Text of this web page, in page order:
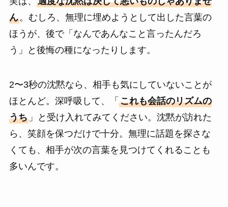
ん。むしろ、無理に埋めようとして出した言葉の
ほうが、後で「なんであんなこと言ったんだろ
う」と後悔の種になったりします。
2〜3秒の沈黙なら、相手も気にしていないことが
ほとんど。深呼吸して、「 これも会話のリズムの
うち」と受け入れてみてください。沈黙が訪れた
ら、笑顔を保つだけで十分。無理に話題を探さな
くても、相手が次の言葉を見つけてくれることも
多いんです。